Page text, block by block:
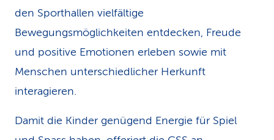
den Sporthallen vielfältige
Bewegungsmöglichkeiten entdecken, Freude
und positive Emotionen erleben sowie mit
Menschen unterschiedlicher Herkunft
interagieren.
Damit die Kinder genügend Energie für Spiel